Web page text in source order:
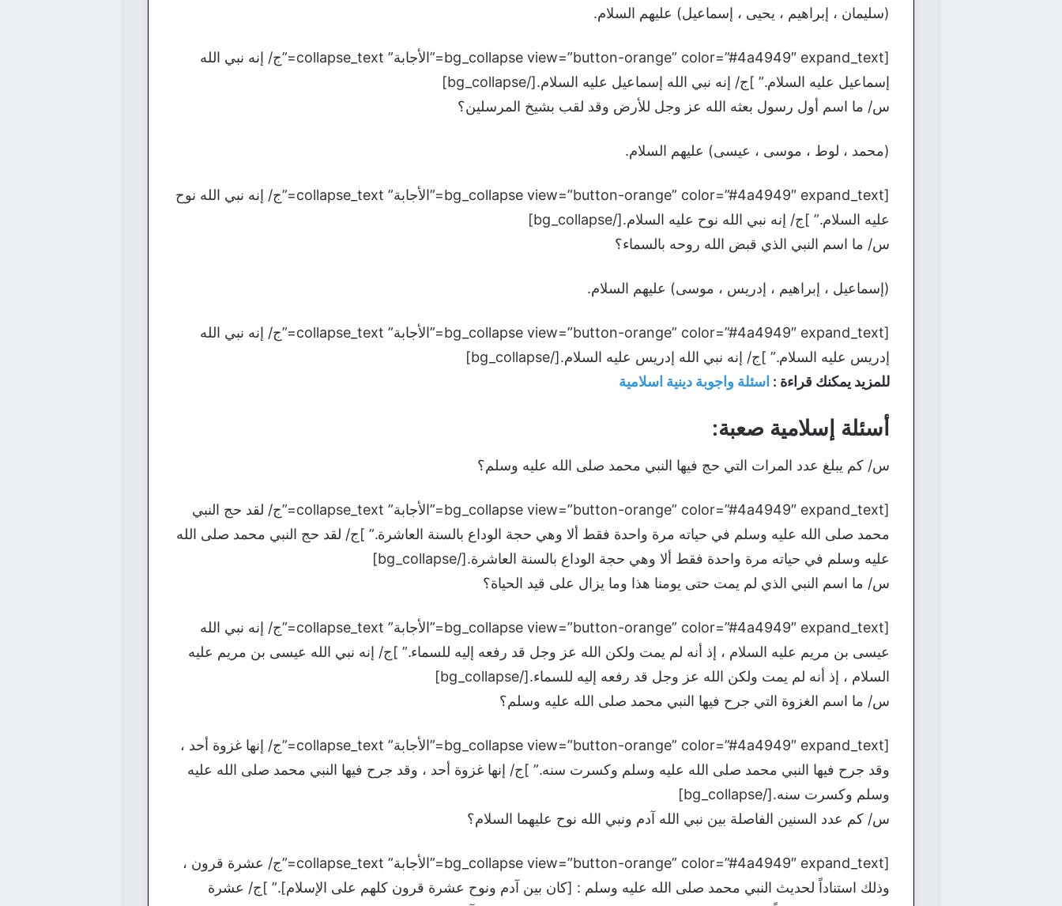
(سليمان ، إبراهيم ، يحيى ، إسماعيل) عليهم السلام.
[bg_collapse view=”button-orange” color=”#4a4949″ expand_text=”الأجابة” collapse_text=”ج/ إنه نبي الله
إسماعيل عليه السلام.” ]ج/ إنه نبي الله إسماعيل عليه السلام.[/bg_collapse]
س/ ما اسم أول رسول بعثه الله عز وجل للأرض وقد لقب بشيخ المرسلين؟
(محمد ، لوط ، موسى ، عيسى) عليهم السلام.
[bg_collapse view=”button-orange” color=”#4a4949″ expand_text=”الأجابة” collapse_text=”ج/ إنه نبي الله نوح
عليه السلام.” ]ج/ إنه نبي الله نوح عليه السلام.[/bg_collapse]
س/ ما اسم النبي الذي قبض الله روحه بالسماء؟
(إسماعيل ، إبراهيم ، إدريس ، موسى) عليهم السلام.
[bg_collapse view=”button-orange” color=”#4a4949″ expand_text=”الأجابة” collapse_text=”ج/ إنه نبي الله
إدريس عليه السلام.” ]ج/ إنه نبي الله إدريس عليه السلام.[/bg_collapse]
للمزيد يمكنك قراءة : اسئلة واجوبة دينية اسلامية
أسئلة إسلامية صعبة:
س/ كم يبلغ عدد المرات التي حج فيها النبي محمد صلى الله عليه وسلم؟
[bg_collapse view=”button-orange” color=”#4a4949″ expand_text=”الأجابة” collapse_text=”ج/ لقد حج النبي
محمد صلى الله عليه وسلم في حياته مرة واحدة فقط ألا وهي حجة الوداع بالسنة العاشرة.” ]ج/ لقد حج النبي محمد صلى الله
عليه وسلم في حياته مرة واحدة فقط ألا وهي حجة الوداع بالسنة العاشرة.[/bg_collapse]
س/ ما اسم النبي الذي لم يمت حتى يومنا هذا وما يزال على قيد الحياة؟
[bg_collapse view=”button-orange” color=”#4a4949″ expand_text=”الأجابة” collapse_text=”ج/ إنه نبي الله
عيسى بن مريم عليه السلام ، إذ أنه لم يمت ولكن الله عز وجل قد رفعه إليه للسماء.” ]ج/ إنه نبي الله عيسى بن مريم عليه
السلام ، إذ أنه لم يمت ولكن الله عز وجل قد رفعه إليه للسماء.[/bg_collapse]
س/ ما اسم الغزوة التي جرح فيها النبي محمد صلى الله عليه وسلم؟
[bg_collapse view=”button-orange” color=”#4a4949″ expand_text=”الأجابة” collapse_text=”ج/ إنها غزوة أحد ،
وقد جرح فيها النبي محمد صلى الله عليه وسلم وكسرت سنه.” ]ج/ إنها غزوة أحد ، وقد جرح فيها النبي محمد صلى الله عليه
وسلم وكسرت سنه.[/bg_collapse]
س/ كم عدد السنين الفاصلة بين نبي الله آدم ونبي الله نوح عليهما السلام؟
[bg_collapse view=”button-orange” color=”#4a4949″ expand_text=”الأجابة” collapse_text=”ج/ عشرة قرون ،
وذلك استناداً لحديث النبي محمد صلى الله عليه وسلم : [كان بين آدم ونوح عشرة قرون كلهم على الإسلام].” ]ج/ عشرة